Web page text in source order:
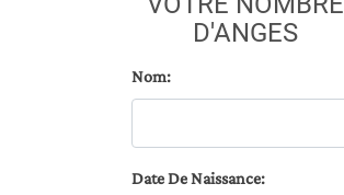
D'ANGES
Nom:
Date De Naissance: